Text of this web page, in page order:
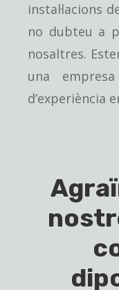
instal·lacions
no dubteu a
nosaltres.
una
d’experiència